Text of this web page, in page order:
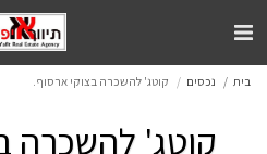
בית נכסים קוטג' להשכרה בצוקי ארסוף.
קוטג' להשכרה